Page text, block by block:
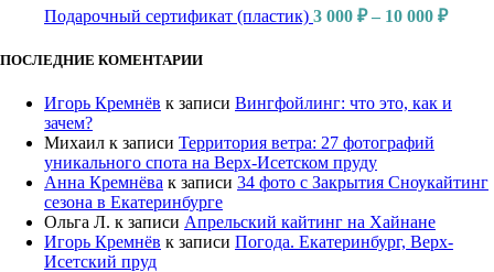
Подарочный сертификат (пластик) 3 000 ₽ – 10 000 ₽
ПОСЛЕДНИЕ КОМЕНТАРИИ
Игорь Кремнёв к записи Вингфойлинг: что это, как и
зачем?
Михаил к записи Территория ветра: 27 фотографий
уникального спота на Верх-Исетском пруду
Анна Кремнёва к записи 34 фото с Закрытия Сноукайтинг
сезона в Екатеринбурге
Ольга Л. к записи Апрельский кайтинг на Хайнане
Игорь Кремнёв к записи Погода. Екатеринбург, Верх-
Исетский пруд